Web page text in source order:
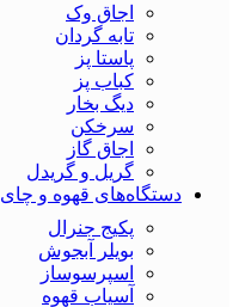
اجاق وک
تابه گردان
پاستا پز
کباب پز
دیگ بخار
سرخکن
اجاق گاز
گریل و گریدل
دستگاه‌های قهوه و چای
پکیج جنرال
بویلر آبجوش
اسپرسوساز
آسیاب قهوه